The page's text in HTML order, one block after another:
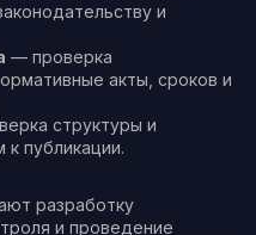
и
— проверка
акты, сроков и
структуры и
публикации.
разработку
и проведение